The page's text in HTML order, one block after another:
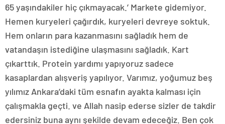
65 yaşındakiler hiç çıkmayacak.’ Markete gidemiyor.
Hemen kuryeleri çağırdık, kuryeleri devreye soktuk.
Hem onların para kazanmasını sağladık hem de
vatandaşın istediğine ulaşmasını sağladık. Kart
çıkarttık. Protein yardımı yapıyoruz sadece
kasaplardan alışveriş yapılıyor. Varımız, yoğumuz beş
yılımız Ankara’daki tüm esnafın ayakta kalması için
çalışmakla geçti. ve Allah nasip ederse sizler de takdir
edersiniz buna aynı şekilde devam edeceğiz. Ben çok